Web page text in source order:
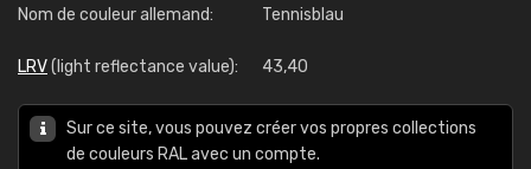
Nom de couleur allemand:
Tennisblau
LRV(light reflectance value): 43,40
Sur ce site, vous pouvez créer vos propres collections
de couleurs RAL avec un compte.